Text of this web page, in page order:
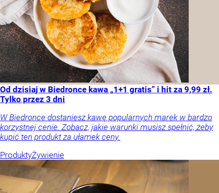
Od dzisiaj w Biedronce kawa „1+1 gratis” i hit za 9,99 zł.
Tylko przez 3 dni
W Biedronce dostaniesz kawę popularnych marek w bardzo
korzystnej cenie. Zobacz, jakie warunki musisz spełnić, żeby
kupić ten produkt za ułamek ceny.
ProduktyŻywienie